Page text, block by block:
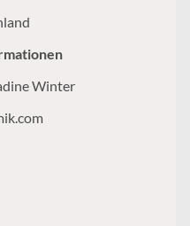
Winter